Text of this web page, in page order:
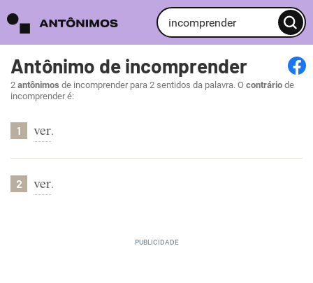
Antônimo de incomprender
2 antônimos de incomprender para 2 sentidos da palavra. O contrário de
incomprender é:
1 ver.
2 ver.